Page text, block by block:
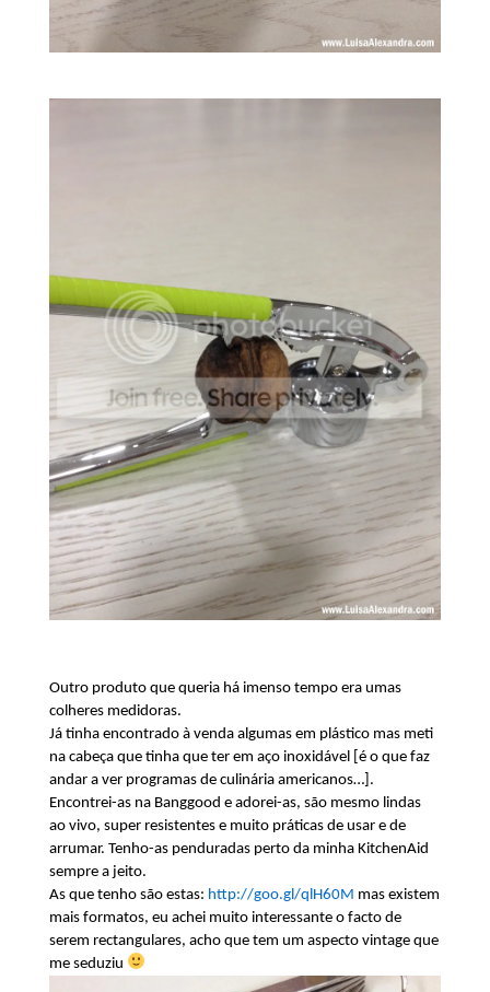
Outro produto que queria há imenso tempo era umas
colheres medidoras.
Já tinha encontrado à venda algumas em plástico mas meti
na cabeça que tinha que ter em aço inoxidável [é o que faz
andar a ver programas de culinária americanos…].
Encontrei-as na Banggood e adorei-as, são mesmo lindas
ao vivo, super resistentes e muito práticas de usar e de
arrumar. Tenho-as penduradas perto da minha KitchenAid
sempre a jeito.
As que tenho são estas: http://goo.gl/qlH60M mas existem
mais formatos, eu achei muito interessante o facto de
serem rectangulares, acho que tem um aspecto vintage que
me seduziu